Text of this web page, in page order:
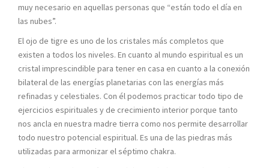
muy necesario en aquellas personas que “están todo el día en
las nubes”.
El ojo de tigre es uno de los cristales más completos que
existen a todos los niveles. En cuanto al mundo espiritual es un
cristal imprescindible para tener en casa en cuanto a la conexión
bilateral de las energías planetarias con las energías más
refinadas y celestiales. Con él podemos practicar todo tipo de
ejercicios espirituales y de crecimiento interior porque tanto
nos ancla en nuestra madre tierra como nos permite desarrollar
todo nuestro potencial espiritual. Es una de las piedras más
utilizadas para armonizar el séptimo chakra.